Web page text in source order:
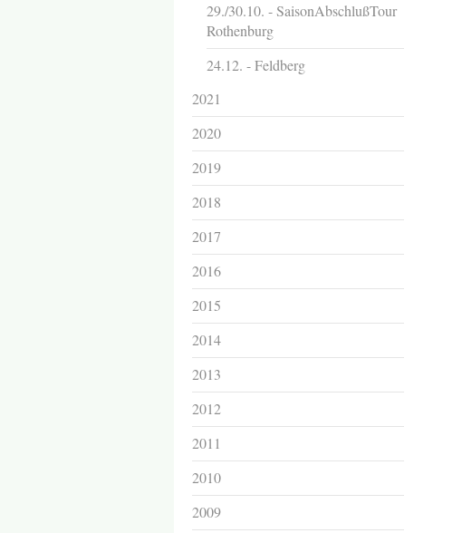
29./30.10. - SaisonAbschlußTour
Rothenburg
24.12. - Feldberg
2021
2020
2019
2018
2017
2016
2015
2014
2013
2012
2011
2010
2009